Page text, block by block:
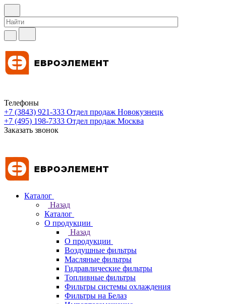
Телефоны
+7 (3843) 921-333 Отдел продаж Новокузнецк
+7 (495) 198-7333 Отдел продаж Москва
Заказать звонок
Каталог
Назад
Каталог
О продукции
Назад
О продукции
Воздушные фильтры
Масляные фильтры
Гидравлические фильтры
Топливные фильтры
Фильтры системы охлаждения
Фильтры на Белаз